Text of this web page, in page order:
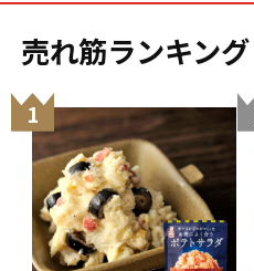
売れ筋ランキング
1